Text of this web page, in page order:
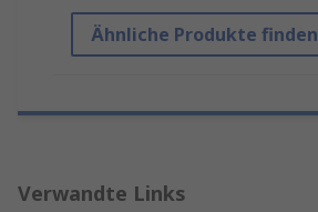
Ähnliche Produkte finden
Verwandte Links